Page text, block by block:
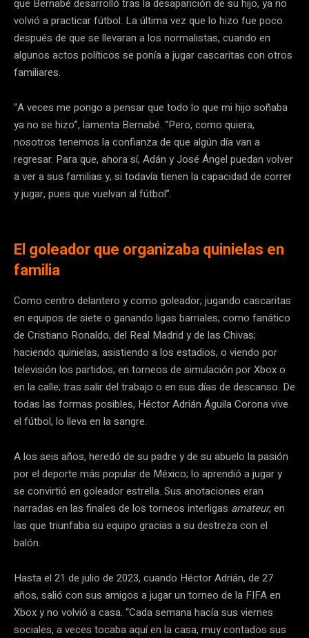
que Bernabé desarrolló tras la desaparición de su hijo, ya no
volvió a practicar fútbol. La última vez que lo hizo fue poco
después de que se llevaran a los normalistas, cuando en
algunos actos políticos se ponía a jugar cascaritas con otros
familiares.
“A veces me pongo a pensar que todo lo que mi hijo soñaba
ya no se hizo”, lamenta Bernabé. “Pero, como quiera,
nosotros tenemos la confianza de que algún día van a
regresar. Para que, ahora sí, Adán y José Ángel puedan volver
a ver a sus familias y, si todavía tienen la capacidad de correr
y jugar, pues que vuelvan al fútbol”.
El goleador que organizaba quinielas en
familia
Como centro delantero y como goleador; jugando cascaritas
en equipos de siete o ganando ligas barriales; como fanático
de Cristiano Ronaldo, del Real Madrid y de las Chivas;
haciendo quinielas, asistiendo a los estadios, o viendo por
televisión los partidos; en torneos de simulación por Xbox o
en la calle; tras salir del trabajo o en sus días de descanso. De
todas las formas posibles, Héctor Adrián Águila Corona vive
el fútbol, lo lleva en la sangre.
A los seis años, heredó de su padre y de su abuelo la pasión
por el deporte más popular de México; lo aprendió a jugar y
se convirtió en goleador estrella. Sus anotaciones eran
narradas en las finales de los torneos interligas amateur, en
las que triunfaba su equipo gracias a su destreza con el
balón.
Hasta el 21 de julio de 2023, cuando Héctor Adrián, de 27
años, salió con sus amigos a jugar un torneo de la FIFA en
Xbox y no volvió a casa. “Cada semana hacía sus viernes
sociales, a veces tocaba aquí en la casa, muy contados sus